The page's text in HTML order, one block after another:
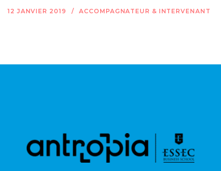
12 JANVIER 2019 ACCOMPAGNATEUR & INTERVENANT